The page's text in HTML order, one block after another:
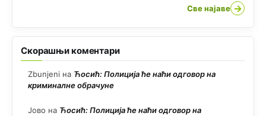
Све најаве →
Скорашњи коментари
Zbunjeni на Ћосић: Полиција ће наћи одговор на
криминалне обрачуне
Јово на Ћосић: Полиција ће наћи одговор на